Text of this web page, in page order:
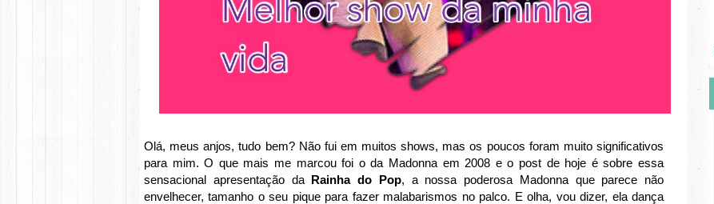
Olá, meus anjos, tudo bem? Não fui em muitos shows, mas os poucos foram muito significativos
para mim. O que mais me marcou foi o da Madonna em 2008 e o post de hoje é sobre essa
sensacional apresentação da Rainha do Pop, a nossa poderosa Madonna que parece não
envelhecer, tamanho o seu pique para fazer malabarismos no palco. E olha, vou dizer, ela dança